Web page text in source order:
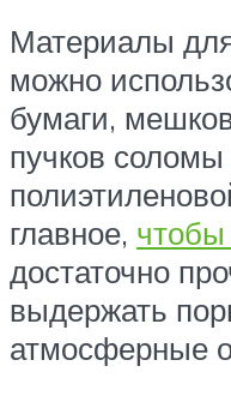
Материалы
можно
бумаги,
пучков
главное,
достаточно
выдержать
атмосферные